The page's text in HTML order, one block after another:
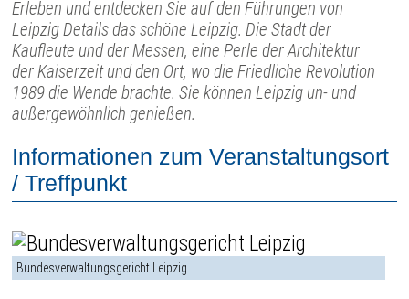
Erleben und entdecken Sie auf den Führungen von
Leipzig Details das schöne Leipzig. Die Stadt der
Kaufleute und der Messen, eine Perle der Architektur
der Kaiserzeit und den Ort, wo die Friedliche Revolution
1989 die Wende brachte. Sie können Leipzig un- und
außergewöhnlich genießen.
Informationen zum Veranstaltungsort
/ Treffpunkt
Bundesverwaltungsgericht Leipzig